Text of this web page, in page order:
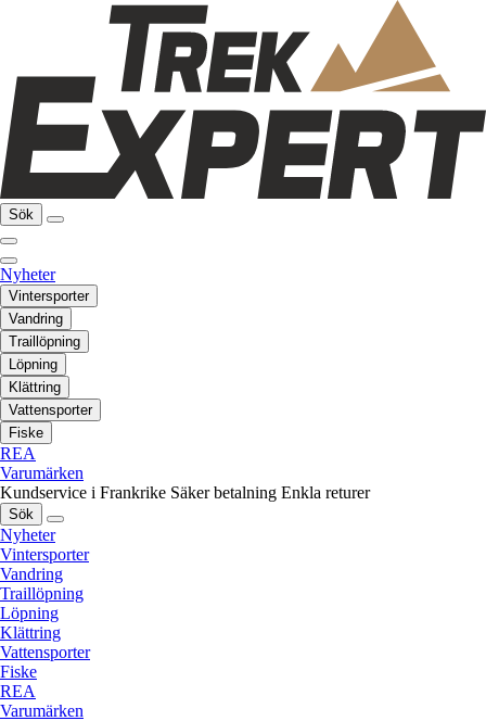
Sök
Nyheter
Vintersporter
Vandring
Traillöpning
Löpning
Klättring
Vattensporter
Fiske
REA
Varumärken
Kundservice i Frankrike Säker betalning Enkla returer
Sök
Nyheter
Vintersporter
Vandring
Traillöpning
Löpning
Klättring
Vattensporter
Fiske
REA
Varumärken